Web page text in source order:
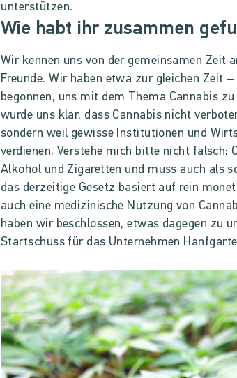
unterstützen.
Wie habt ihr zusammen
Wir kennen uns von der gemeinsamen Zeit
Freunde. Wir haben etwa zur gleichen Zeit
begonnen, uns mit dem Thema Cannabis
wurde uns klar, dass Cannabis nicht
sondern weil gewisse Institutionen und
verdienen. Verstehe mich bitte nicht falsch:
Alkohol und Zigaretten und muss auch als
das derzeitige Gesetz basiert auf rein
auch eine medizinische Nutzung von
haben wir beschlossen, etwas dagegen zu
Startschuss für das Unternehmen